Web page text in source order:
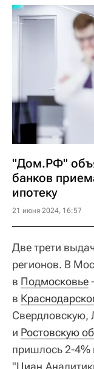
"Дом.РФ"
банков
ипотеку
21 июня 2024, 16:57
Две трети
регионов. В
в Подмосковье
в
Свердловскую,
и Ростовскую
пришлось 2-4%
"Циан